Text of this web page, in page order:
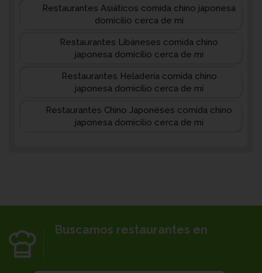
Restaurantes Asiáticos comida chino japonesa
domicilio cerca de mi
Restaurantes Libáneses comida chino
japonesa domicilio cerca de mi
Restaurantes Heladería comida chino
japonesa domicilio cerca de mi
Restaurantes Chino Japonéses comida chino
japonesa domicilio cerca de mi
Buscamos restaurantes en